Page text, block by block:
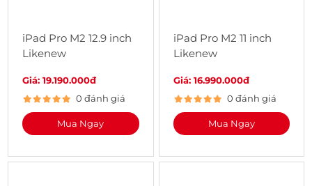
iPad Pro M2 12.9 inch
Likenew
Giá: 19.190.000đ
0 đánh giá
Mua Ngay
iPad Pro M2 11 inch
Likenew
Giá: 16.990.000đ
0 đánh giá
Mua Ngay